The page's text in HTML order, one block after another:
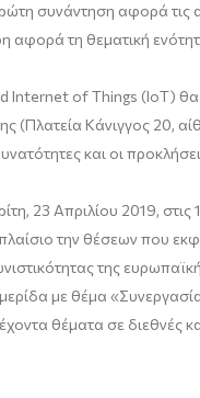
συνάντηση αφορά τις
τη θεματική
Internet of Things (IoT)
(Πλατεία Κάνιγγος 20,
και οι
23 Απριλίου 2019, στις
την θέσεων που
της
με θέμα
θέματα σε διεθνές